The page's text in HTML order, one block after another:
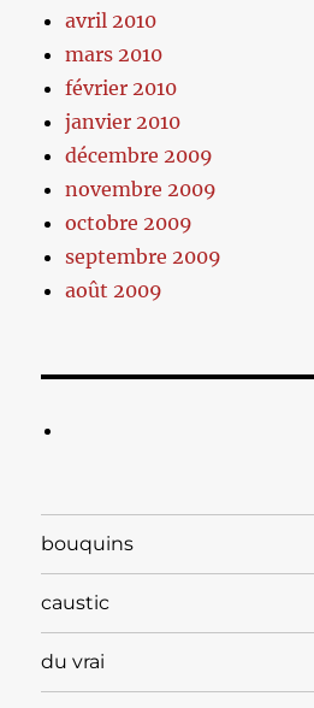
avril 2010
mars 2010
février 2010
janvier 2010
décembre 2009
novembre 2009
octobre 2009
septembre 2009
août 2009
bouquins
caustic
du vrai